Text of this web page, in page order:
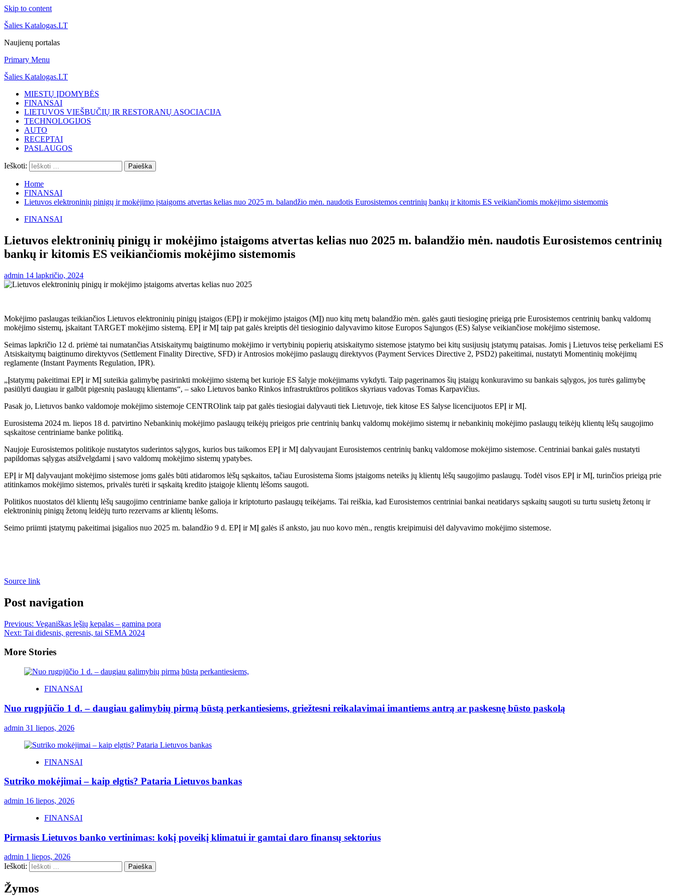
Skip to content
Šalies Katalogas.LT
Naujienų portalas
Primary Menu
Šalies Katalogas.LT
MIESTŲ ĮDOMYBĖS
FINANSAI
LIETUVOS VIEŠBUČIŲ IR RESTORANŲ ASOCIACIJA
TECHNOLOGIJOS
AUTO
RECEPTAI
PASLAUGOS
Ieškoti:
Home
FINANSAI
Lietuvos elektroninių pinigų ir mokėjimo įstaigoms atvertas kelias nuo 2025 m. balandžio mėn. naudotis Eurosistemos centrinių bankų ir kitomis ES veikiančiomis mokėjimo sistemomis
FINANSAI
Lietuvos elektroninių pinigų ir mokėjimo įstaigoms atvertas kelias nuo 2025 m. balandžio mėn. naudotis Eurosistemos centrinių
bankų ir kitomis ES veikiančiomis mokėjimo sistemomis
admin 14 lapkričio, 2024
Mokėjimo paslaugas teikiančios Lietuvos elektroninių pinigų įstaigos (EPĮ) ir mokėjimo įstaigos (MĮ) nuo kitų metų balandžio mėn. galės gauti tiesioginę prieigą prie Eurosistemos centrinių bankų valdomų
mokėjimo sistemų, įskaitant TARGET mokėjimo sistemą. EPĮ ir MĮ taip pat galės kreiptis dėl tiesioginio dalyvavimo kitose Europos Sąjungos (ES) šalyse veikiančiose mokėjimo sistemose.
Seimas lapkričio 12 d. priėmė tai numatančias Atsiskaitymų baigtinumo mokėjimo ir vertybinių popierių atsiskaitymo sistemose įstatymo bei kitų susijusių įstatymų pataisas. Jomis į Lietuvos teisę perkeliami ES
Atsiskaitymų baigtinumo direktyvos (Settlement Finality Directive, SFD) ir Antrosios mokėjimo paslaugų direktyvos (Payment Services Directive 2, PSD2) pakeitimai, nustatyti Momentinių mokėjimų
reglamente (Instant Payments Regulation, IPR).
„Įstatymų pakeitimai EPĮ ir MĮ suteikia galimybę pasirinkti mokėjimo sistemą bet kurioje ES šalyje mokėjimams vykdyti. Taip pagerinamos šių įstaigų konkuravimo su bankais sąlygos, jos turės galimybę
pasiūlyti daugiau ir galbūt pigesnių paslaugų klientams“, – sako Lietuvos banko Rinkos infrastruktūros politikos skyriaus vadovas Tomas Karpavičius.
Pasak jo, Lietuvos banko valdomoje mokėjimo sistemoje CENTROlink taip pat galės tiesiogiai dalyvauti tiek Lietuvoje, tiek kitose ES šalyse licencijuotos EPĮ ir MĮ.
Eurosistema 2024 m. liepos 18 d. patvirtino Nebankinių mokėjimo paslaugų teikėjų prieigos prie centrinių bankų valdomų mokėjimo sistemų ir nebankinių mokėjimo paslaugų teikėjų klientų lėšų saugojimo
sąskaitose centriniame banke politiką.
Naujoje Eurosistemos politikoje nustatytos suderintos sąlygos, kurios bus taikomos EPĮ ir MĮ dalyvaujant Eurosistemos centrinių bankų valdomose mokėjimo sistemose. Centriniai bankai galės nustatyti
papildomas sąlygas atsižvelgdami į savo valdomų mokėjimo sistemų ypatybes.
EPĮ ir MĮ dalyvaujant mokėjimo sistemose joms galės būti atidaromos lėšų sąskaitos, tačiau Eurosistema šioms įstaigoms neteiks jų klientų lėšų saugojimo paslaugų. Todėl visos EPĮ ir MĮ, turinčios prieigą prie
atitinkamos mokėjimo sistemos, privalės turėti ir sąskaitą kredito įstaigoje klientų lėšoms saugoti.
Politikos nuostatos dėl klientų lėšų saugojimo centriniame banke galioja ir kriptoturto paslaugų teikėjams. Tai reiškia, kad Eurosistemos centriniai bankai neatidarys sąskaitų saugoti su turtu susietų žetonų ir
elektroninių pinigų žetonų leidėjų turto rezervams ar klientų lėšoms.
Seimo priimti įstatymų pakeitimai įsigalios nuo 2025 m. balandžio 9 d. EPĮ ir MĮ galės iš anksto, jau nuo kovo mėn., rengtis kreipimuisi dėl dalyvavimo mokėjimo sistemose.
Source link
Post navigation
Previous: Veganiškas lęšių kepalas – gamina pora
Next: Tai didesnis, geresnis, tai SEMA 2024
More Stories
FINANSAI
Nuo rugpjūčio 1 d. – daugiau galimybių pirmą būstą perkantiesiems, griežtesni reikalavimai imantiems antrą ar paskesnę būsto paskolą
admin 31 liepos, 2026
FINANSAI
Sutriko mokėjimai – kaip elgtis? Pataria Lietuvos bankas
admin 16 liepos, 2026
FINANSAI
Pirmasis Lietuvos banko vertinimas: kokį poveikį klimatui ir gamtai daro finansų sektorius
admin 1 liepos, 2026
Ieškoti:
Žymos